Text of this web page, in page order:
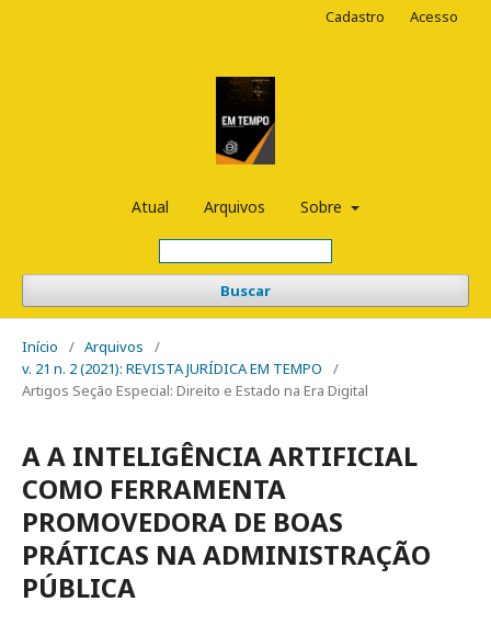
Atual Arquivos Sobre
Buscar
Cadastro Acesso
Início / Arquivos
/
v. 21 n. 2 (2021): REVISTA JURÍDICA EM TEMPO
/
Artigos Seção Especial: Direito e Estado na Era Digital
A A INTELIGÊNCIA ARTIFICIAL
COMO FERRAMENTA
PROMOVEDORA DE BOAS
PRÁTICAS NA ADMINISTRAÇÃO
PÚBLICA